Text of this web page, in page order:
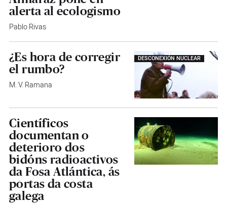
alerta al ecologismo
Pablo Rivas
DESCONEXIÓN NUCLEAR
¿Es hora de corregir
el rumbo?
M. V. Ramana
Científicos
documentan o
deterioro dos
bidóns radioactivos
da Fosa Atlántica, ás
portas da costa
galega